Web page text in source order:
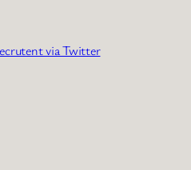
via Twitter